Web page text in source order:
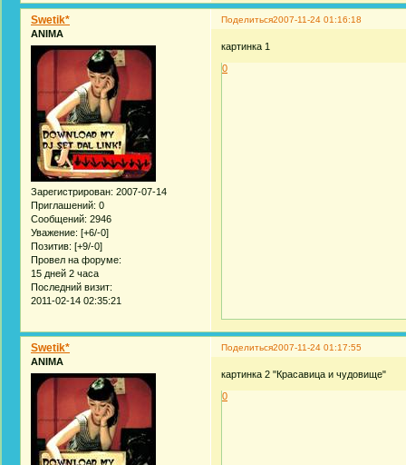
Поделиться2007-11-24 01:16:18
Swetik*
ANIMA
Зарегистрирован: 2007-07-14
Приглашений: 0
Сообщений: 2946
Уважение: [+6/-0]
Позитив: [+9/-0]
Провел на форуме:
15 дней 2 часа
Последний визит:
2011-02-14 02:35:21
картинка 1
0
Поделиться2007-11-24 01:17:55
Swetik*
ANIMA
картинка 2 "Красавица и чудовище"
0